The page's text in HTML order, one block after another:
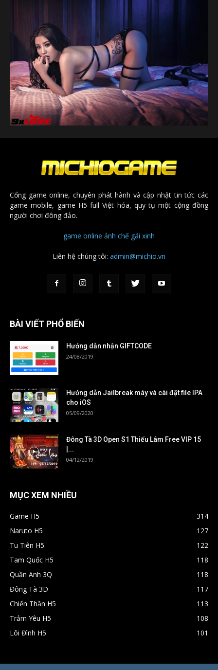
Cổng game online, chuyên phát hành và cập nhật tin tức các
game mobile, game H5 full Việt hóa, quy tụ một cộng đồng
người chơi đông đảo.
game online ảnh chế gái xinh
Liên hệ chúng tôi: admin@michio.vn
BÀI VIẾT PHỔ BIẾN
Hướng dẫn nhận GIFTCODE
24/08/2019
Hướng dẫn Jailbreak máy và cài đặt file IPA
cho iOS
05/09/2020
Đông Tà 3D Open S1 Thiếu Lâm Free VIP 15
|...
04/12/2019
MỤC XEM NHIỀU
Game H5
314
Naruto H5
127
Tu Tiên H5
122
Tam Quốc H5
118
Quần Anh 3Q
118
Đông Tà 3D
117
Chiến Thần H5
113
Trảm Yêu H5
108
Lôi Đình H5
101